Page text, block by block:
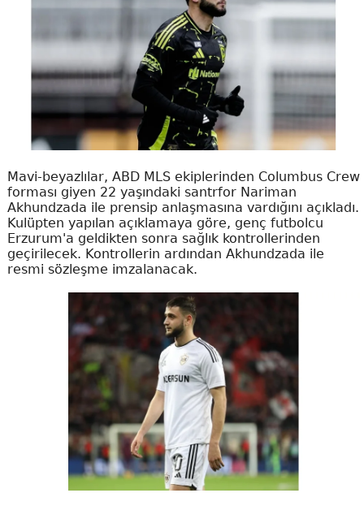
Mavi-beyazlılar, ABD MLS ekiplerinden Columbus Crew
forması giyen 22 yaşındaki santrfor Nariman
Akhundzada ile prensip anlaşmasına vardığını açıkladı.
Kulüpten yapılan açıklamaya göre, genç futbolcu
Erzurum'a geldikten sonra sağlık kontrollerinden
geçirilecek. Kontrollerin ardından Akhundzada ile
resmi sözleşme imzalanacak.